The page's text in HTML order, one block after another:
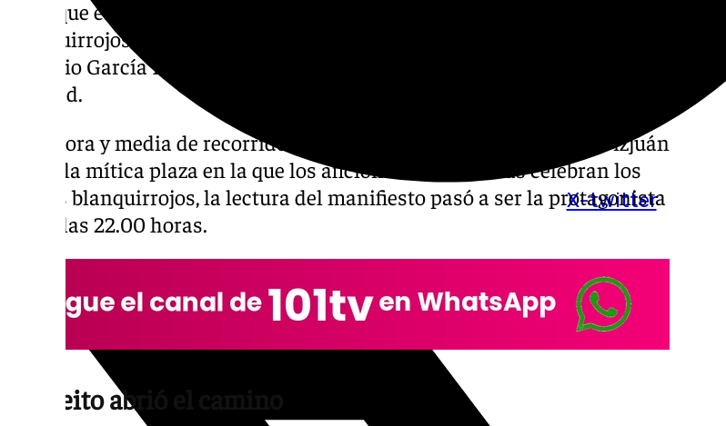
X-twitter
en la que estuvieron presentes en torno a 10.000 aficionados
blanquirrojos fueron Miguel Ángel Moreno, antiguo trabajador del club, y
Antonio García Barbeito, escritor y pregonero en el centenario de la
entidad.
Tras hora y media de recorrido desde el Estadio Ramón Sánchez-Pizjuán
hasta la mítica plaza en la que los aficionados sevillistas celebran los
títulos blanquirrojos, la lectura del manifiesto pasó a ser la protagonista
sobre las 22.00 horas.
Barbeito abrió el camino